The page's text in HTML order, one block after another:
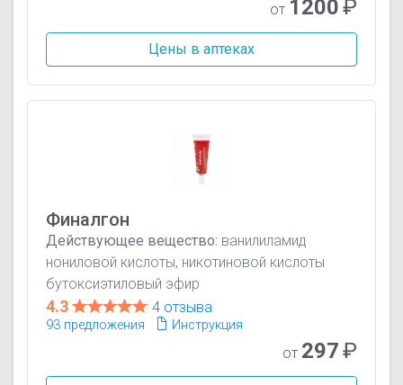
от 1200₽
Цены в аптеках
Финалгон
Действующее вещество: ванилиламид
нониловой кислоты, никотиновой кислоты
бутоксиэтиловый эфир
4.3 4 отзыва
93 предложения Инструкция
от 297₽